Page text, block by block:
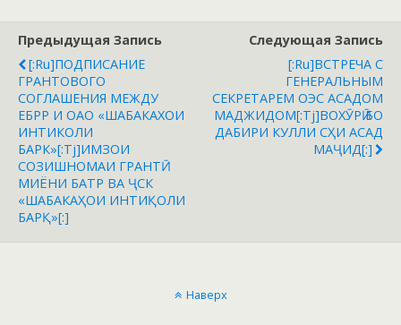
Предыдущая Запись
[:ru]ПОДПИСАНИЕ
ГРАНТОВОГО
СОГЛАШЕНИЯ МЕЖДУ
ЕБРР И ОАО «ШАБАКАХОИ
ИНТИКОЛИ
БАРК»[:tj]ИМЗОИ
СОЗИШНОМАИ ГРАНТӢ
МИЁНИ БАТР ВА ҶСК
«ШАБАКАҲОИ ИНТИҚОЛИ
БАРҚ»[:]
Следующая Запись
[:ru]ВСТРЕЧА С
ГЕНЕРАЛЬНЫМ
СЕКРЕТАРЕМ ОЭС АСАДОМ
МАДЖИДОМ[:tj]ВОХӮРӢ БО
ДАБИРИ КУЛЛИ СҲИ АСАД
МАҶИД[:]
Наверх